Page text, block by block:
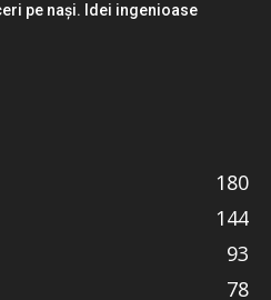
pe nași. Idei ingenioase
180
144
93
78